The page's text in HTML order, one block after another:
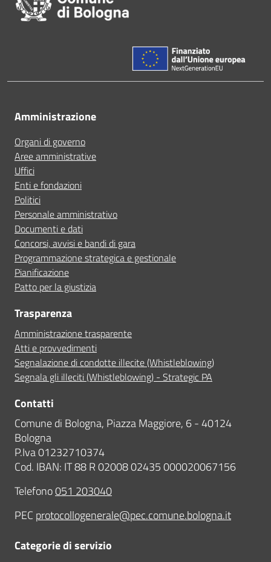
Amministrazione
Organi di governo
Aree amministrative
Uffici
Enti e fondazioni
Politici
Personale amministrativo
Documenti e dati
Concorsi, avvisi e bandi di gara
Programmazione strategica e gestionale
Pianificazione
Patto per la giustizia
Trasparenza
Amministrazione trasparente
Atti e provvedimenti
Segnalazione di condotte illecite (Whistleblowing)
Segnala gli illeciti (Whistleblowing) - Strategic PA
Contatti
Comune di Bologna, Piazza Maggiore, 6 - 40124
Bologna
P.Iva 01232710374
Cod. IBAN: IT 88 R 02008 02435 000020067156
Telefono051 203040
PEC protocollogenerale@pec.comune.bologna.it
Categorie di servizio